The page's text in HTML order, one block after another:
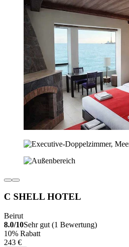
C SHELL HOTEL
Beirut
8.0/10Sehr gut (1 Bewertung)
10% Rabatt
243 €